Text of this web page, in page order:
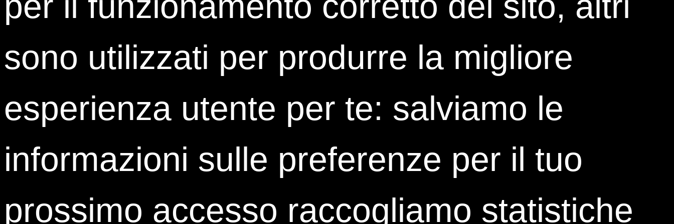
Privacy*
Ho letto l'
informativae per quanto riguarda i trattamenti richiesti per consentire al Titolare del trattamento di
commerciali, newsletter e pubblicazioni periodiche, etc...
telefono, del suo indirizzo di posta elettronica
Accetto Non accetto
sono utilizzati per produrre la migliore
esperienza utente per te: salviamo le
informazioni sulle preferenze per il tuo
prossimo accesso raccogliamo statistiche